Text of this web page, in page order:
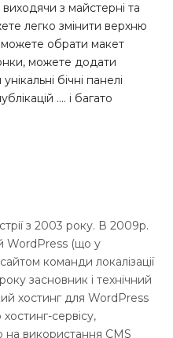
з майстерні та
легко змінити верхню
можете обрати макет
можете додати
бічні панелі
…. і багато
з 2003 року. В 2009р.
WordPress (що у
команди локалізації
засновник і технічний
хостинг для WordPress
сервісу,
на використання CMS